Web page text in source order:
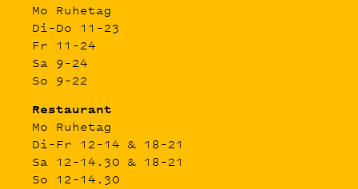
Mo Ruhetag
Di–Do 11–23
Fr 11–24
Sa 9–24
So 9–22
Restaurant
Mo Ruhetag
Di–Fr 12–14 & 18–21
Sa 12–14.30 & 18–21
So 12–14.30